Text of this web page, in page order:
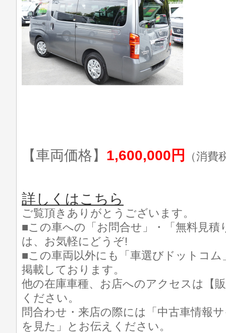
【車両価格】 1,600,000円 （消費
詳しくはこちら
ご覧頂きありがとうございます。
■この車への「お問合せ」・「無料見積
は、お気軽にどうぞ!
■この車両以外にも「車選びドットコ
掲載しております。
他の在庫車種、お店へのアクセスは【
ください。
問合わせ・来店の際には「中古車情報
を見た」とお伝えください。